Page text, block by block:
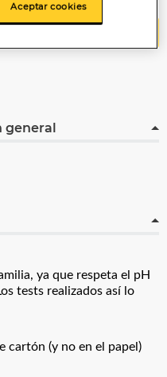
general
ya que respeta el pH
tests realizados así lo
cartón (y no en el papel)
Aceptar cookies